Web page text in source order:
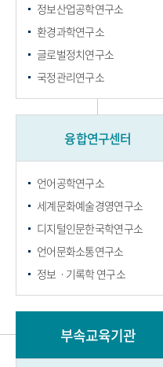
정보산업공학연구소
환경과학연구소
글로벌정치연구소
국정관리연구소
융합연구센터
언어공학연구소
세계문화예술경영연구소
디지털인문한국학연구소
언어문화소통연구소
정보ㆍ기록학 연구소
부속교육기관